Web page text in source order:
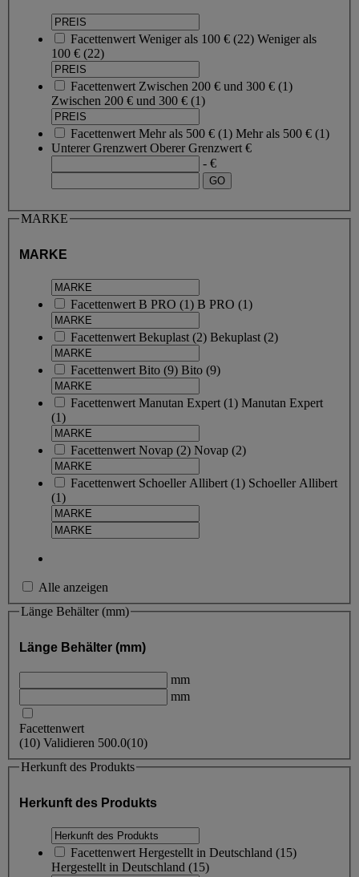
Facettenwert Weniger als 100 € (22) Weniger als
100 € (22)
Facettenwert Zwischen 200 € und 300 € (1)
Zwischen 200 € und 300 € (1)
Facettenwert Mehr als 500 € (1) Mehr als 500 € (1)
Unterer Grenzwert Oberer Grenzwert €
- €
MARKE
MARKE
Facettenwert B PRO (1) B PRO (1)
Facettenwert Bekuplast (2) Bekuplast (2)
Facettenwert Bito (9) Bito (9)
Facettenwert Manutan Expert (1) Manutan Expert
(1)
Facettenwert Novap (2) Novap (2)
Facettenwert Schoeller Allibert (1) Schoeller Allibert
(1)
Alle anzeigen
Länge Behälter (mm)
Länge Behälter (mm)
mm
mm
Facettenwert
(10) Validieren 500.0(10)
Herkunft des Produkts
Herkunft des Produkts
Facettenwert Hergestellt in Deutschland (15)
Hergestellt in Deutschland (15)